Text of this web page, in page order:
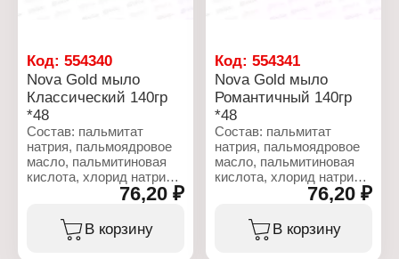
Код: 554340
Nova Gold мыло
Классический 140гр
*48
Состав: пальмитат
натрия, пальмоядровое
масло, пальмитиновая
кислота, хлорид натрия,
вода, глицерин, тальк,
композиция,
лаурилэфирсульфат
76,20 ₽
В корзину
Код:554341
Nova Gold мыло
Романтичный 140гр
*48
Состав: пальмитат
натрия, пальмоядровое
масло, пальмитиновая
кислота, хлорид натрия,
вода, глицерин, тальк,
композиция,
лаурилэфирсульфат
76,20 ₽
В корзину